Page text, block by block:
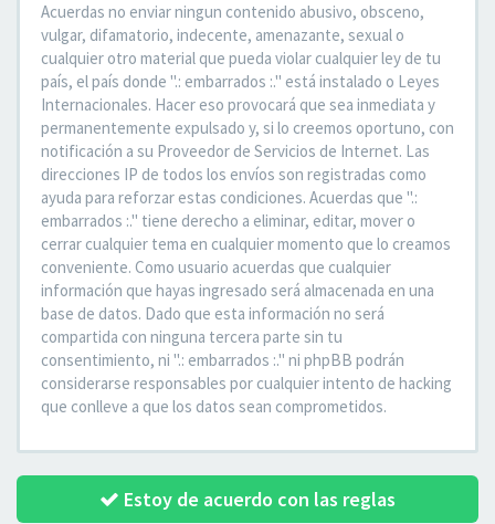
Acuerdas no enviar ningun contenido abusivo, obsceno,
vulgar, difamatorio, indecente, amenazante, sexual o
cualquier otro material que pueda violar cualquier ley de tu
país, el país donde ".: embarrados :." está instalado o Leyes
Internacionales. Hacer eso provocará que sea inmediata y
permanentemente expulsado y, si lo creemos oportuno, con
notificación a su Proveedor de Servicios de Internet. Las
direcciones IP de todos los envíos son registradas como
ayuda para reforzar estas condiciones. Acuerdas que ".:
embarrados :." tiene derecho a eliminar, editar, mover o
cerrar cualquier tema en cualquier momento que lo creamos
conveniente. Como usuario acuerdas que cualquier
información que hayas ingresado será almacenada en una
base de datos. Dado que esta información no será
compartida con ninguna tercera parte sin tu
consentimiento, ni ".: embarrados :." ni phpBB podrán
considerarse responsables por cualquier intento de hacking
que conlleve a que los datos sean comprometidos.
Estoy de acuerdo con las reglas